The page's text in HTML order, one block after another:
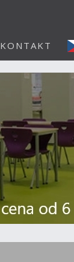
KONTAKT